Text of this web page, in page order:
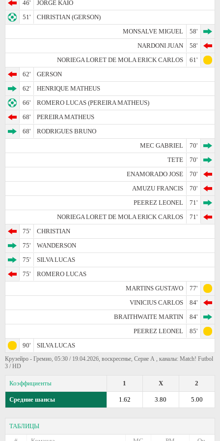
46'
JORGE KAIO
51'
CHRISTIAN (GERSON)
MONSALVE MIGUEL
58'
NARDONI JUAN
58'
NORIEGA LORET DE MOLA ERICK CARLOS
61'
62'
GERSON
62'
HENRIQUE MATHEUS
66'
ROMERO LUCAS (PEREIRA MATHEUS)
68'
PEREIRA MATHEUS
68'
RODRIGUES BRUNO
MEC GABRIEL
70'
TETE
70'
ENAMORADO JOSE
70'
AMUZU FRANCIS
70'
PEEREZ LEONEL
71'
NORIEGA LORET DE MOLA ERICK CARLOS
71'
75'
CHRISTIAN
75'
WANDERSON
75'
SILVA LUCAS
75'
ROMERO LUCAS
MARTINS GUSTAVO
77'
VINICIUS CARLOS
84'
BRAITHWAITE MARTIN
84'
PEEREZ LEONEL
85'
90'
SILVA LUCAS
Крузейро - Гремио, 05:30 / 19.04.2026, воскресенье, Серие А , каналы: Match! Futbol
3 / HD
Коэффициенты 2
X
1
Средние шансы 5.00
3.80
1.62
ТАБЛИЦЫ